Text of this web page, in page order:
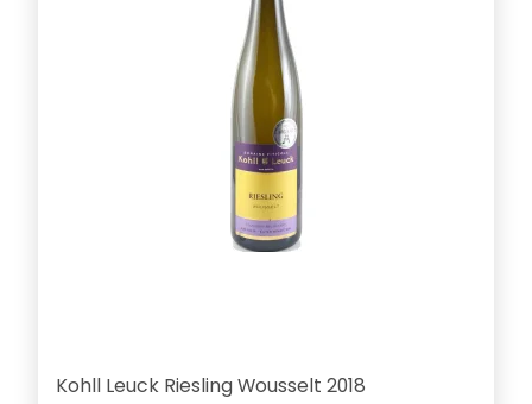
Kohll Leuck Riesling Wousselt 2018